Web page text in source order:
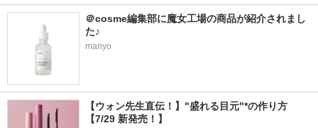
＠cosme編集部に魔女工場の商品が紹介されまし
た♪
manyo
【ウォン先生直伝！】"盛れる目元"*の作り方
【7/29 新発売！】